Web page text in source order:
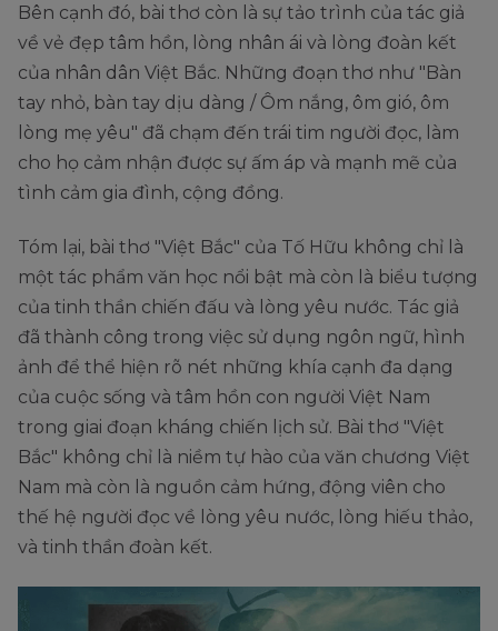
Bên cạnh đó, bài thơ còn là sự tảo trình của tác giả
về vẻ đẹp tâm hồn, lòng nhân ái và lòng đoàn kết
của nhân dân Việt Bắc. Những đoạn thơ như "Bàn
tay nhỏ, bàn tay dịu dàng / Ôm nắng, ôm gió, ôm
lòng mẹ yêu" đã chạm đến trái tim người đọc, làm
cho họ cảm nhận được sự ấm áp và mạnh mẽ của
tình cảm gia đình, cộng đồng.
Tóm lại, bài thơ "Việt Bắc" của Tố Hữu không chỉ là
một tác phẩm văn học nổi bật mà còn là biểu tượng
của tinh thần chiến đấu và lòng yêu nước. Tác giả
đã thành công trong việc sử dụng ngôn ngữ, hình
ảnh để thể hiện rõ nét những khía cạnh đa dạng
của cuộc sống và tâm hồn con người Việt Nam
trong giai đoạn kháng chiến lịch sử. Bài thơ "Việt
Bắc" không chỉ là niềm tự hào của văn chương Việt
Nam mà còn là nguồn cảm hứng, động viên cho
thế hệ người đọc về lòng yêu nước, lòng hiếu thảo,
và tinh thần đoàn kết.